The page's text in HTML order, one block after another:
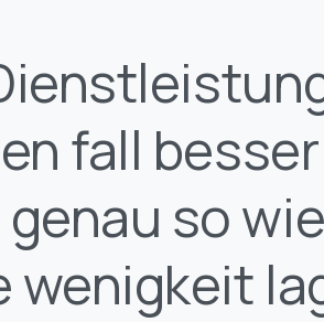
fall besser
so wie
wenigkeit